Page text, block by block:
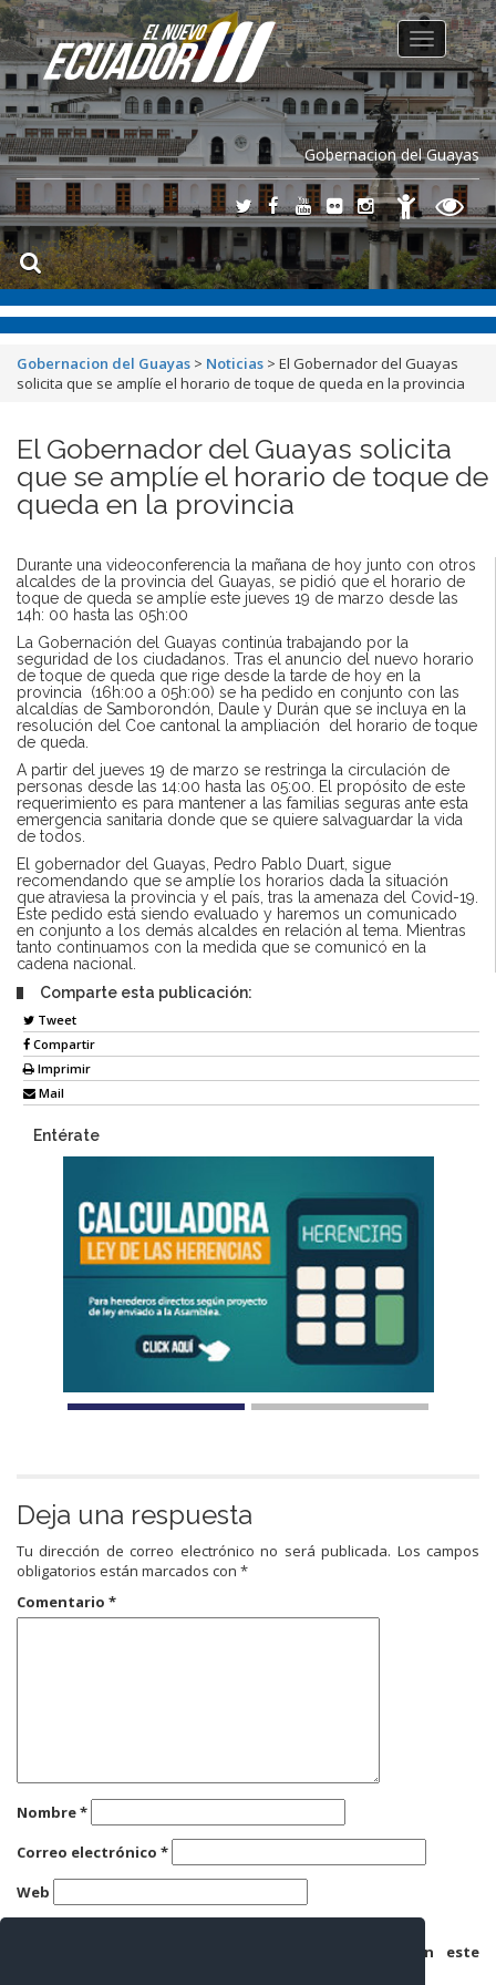
Gobernacion del Guayas
Toggle
navigation
Gobernacion del Guayas > Noticias > El Gobernador del Guayas
solicita que se amplíe el horario de toque de queda en la provincia
El Gobernador del Guayas solicita
que se amplíe el horario de toque de
queda en la provincia
Durante una videoconferencia la mañana de hoy junto con otros
alcaldes de la provincia del Guayas, se pidió que el horario de
toque de queda se amplíe este jueves 19 de marzo desde las
14h: 00 hasta las 05h:00
La Gobernación del Guayas continúa trabajando por la
seguridad de los ciudadanos. Tras el anuncio del nuevo horario
de toque de queda que rige desde la tarde de hoy en la
provincia (16h:00 a 05h:00) se ha pedido en conjunto con las
alcaldías de Samborondón, Daule y Durán que se incluya en la
resolución del Coe cantonal la ampliación del horario de toque
de queda.
A partir del jueves 19 de marzo se restringa la circulación de
personas desde las 14:00 hasta las 05:00. El propósito de este
requerimiento es para mantener a las familias seguras ante esta
emergencia sanitaria donde que se quiere salvaguardar la vida
de todos.
El gobernador del Guayas, Pedro Pablo Duart, sigue
recomendando que se amplíe los horarios dada la situación
que atraviesa la provincia y el país, tras la amenaza del Covid-19.
Este pedido está siendo evaluado y haremos un comunicado
en conjunto a los demás alcaldes en relación al tema. Mientras
tanto continuamos con la medida que se comunicó en la
cadena nacional.
Comparte esta publicación:
Tweet
Compartir
Imprimir
Mail
Entérate
Deja una respuesta
Tu dirección de correo electrónico no será publicada. Los campos
obligatorios están marcados con *
Comentario *
Nombre*
Correo electrónico *
Web
Guarda mi nombre, correo electrónico y web en este